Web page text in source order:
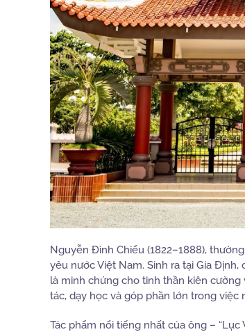
Nguyễn Đình Chiểu (1822–1888),
yêu nước Việt Nam. Sinh ra tại Gia
là minh chứng cho tinh thần kiên
tác, dạy học và góp phần lớn trong việc
Tác phẩm nổi tiếng nhất của ông –